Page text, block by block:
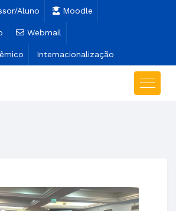
Aluno Moodle
Webmail
Internacionalização